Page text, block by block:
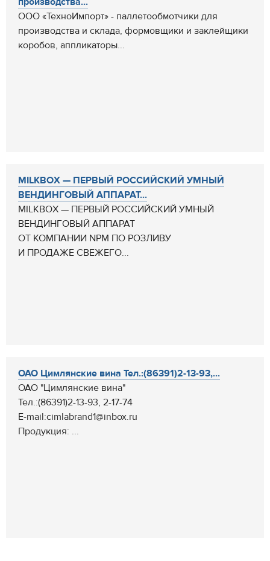
ООО «ТехноИмпорт» - паллетообмотчики для
производства и склада, формовщики и заклейщики
коробов, аппликаторы...
MILKBOX — ПЕРВЫЙ РОССИЙСКИЙ УМНЫЙ
ВЕНДИНГОВЫЙ АППАРАТ...
MILKBOX — ПЕРВЫЙ РОССИЙСКИЙ УМНЫЙ
ВЕНДИНГОВЫЙ АППАРАТ
ОТ КОМПАНИИ NPM ПО РОЗЛИВУ
И ПРОДАЖЕ СВЕЖЕГО...
ОАО Цимлянские вина Тел.:(86391)2-13-93,...
ОАО "Цимлянские вина"
Тел.:(86391)2-13-93, 2-17-74
E-mail:cimlabrand1@inbox.ru
Продукция: ...